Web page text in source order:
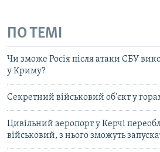
ПО ТЕМІ
Чи зможе Росія після атаки СБУ
у Криму?
Секретний військовий об'єкт у
Цивільний аеропорт у Керчі
військовий, з нього зможуть